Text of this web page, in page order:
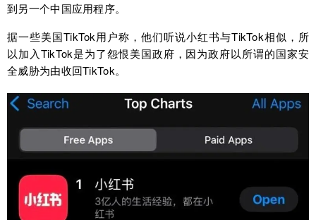
到另一个中国应用程序。
据一些美国TikTok用户称，他们听说小红书与TikTok相似，所
以加入TikTok是为了怨恨美国政府，因为政府以所谓的国家安
全威胁为由收回TikTok。